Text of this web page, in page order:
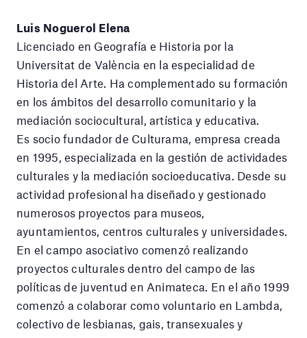
Luis Noguerol Elena
Licenciado en Geografía e Historia por la
Universitat de València en la especialidad de
Historia del Arte. Ha complementado su formación
en los ámbitos del desarrollo comunitario y la
mediación sociocultural, artística y educativa.
Es socio fundador de Culturama, empresa creada
en 1995, especializada en la gestión de actividades
culturales y la mediación socioeducativa. Desde su
actividad profesional ha diseñado y gestionado
numerosos proyectos para museos,
ayuntamientos, centros culturales y universidades.
En el campo asociativo comenzó realizando
proyectos culturales dentro del campo de las
políticas de juventud en Animateca. En el año 1999
comenzó a colaborar como voluntario en Lambda,
colectivo de lesbianas, gais, transexuales y